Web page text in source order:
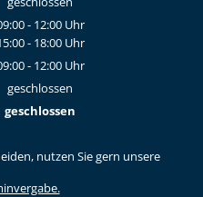
- 12:00Uhr
Von 09:00 bis 12:00 Uhr
- 18:00Uhr
Von 15:00 bis 18:00 Uhr
- 12:00Uhr
Von 09:00 bis 12:00 Uhr
geschlossen
geschlossen
nutzen Sie gern unsere